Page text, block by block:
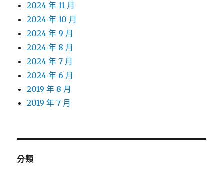
2024 年 11 月
2024 年 10 月
2024 年 9 月
2024 年 8 月
2024 年 7 月
2024 年 6 月
2019 年 8 月
2019 年 7 月
分類